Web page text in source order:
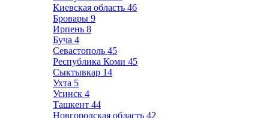
Киевская область 46
Бровары 9
Ирпень 8
Буча 4
Севастополь 45
Республика Коми 45
Сыктывкар 14
Ухта 5
Усинск 4
Ташкент 44
Новгородская область 42